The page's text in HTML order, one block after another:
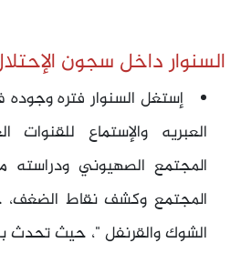
السنوار داخل سجون
إستغل السنوار فتره
العبريه والإستماع
المجتمع الصهيوني
المجتمع وكشف نقاط الضغف،
الشوك والقرنفل "، حيث تحدث